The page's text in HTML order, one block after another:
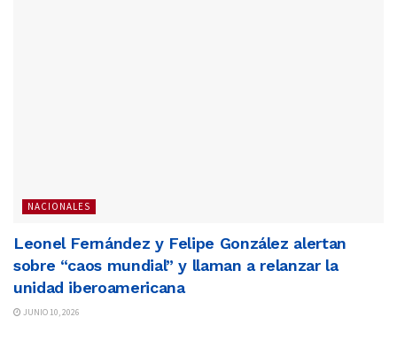
NACIONALES
Leonel Fernández y Felipe González alertan
sobre “caos mundial” y llaman a relanzar la
unidad iberoamericana
JUNIO 10, 2026